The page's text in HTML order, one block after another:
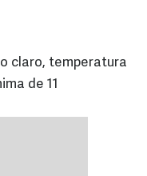
claro, temperatura
de 11